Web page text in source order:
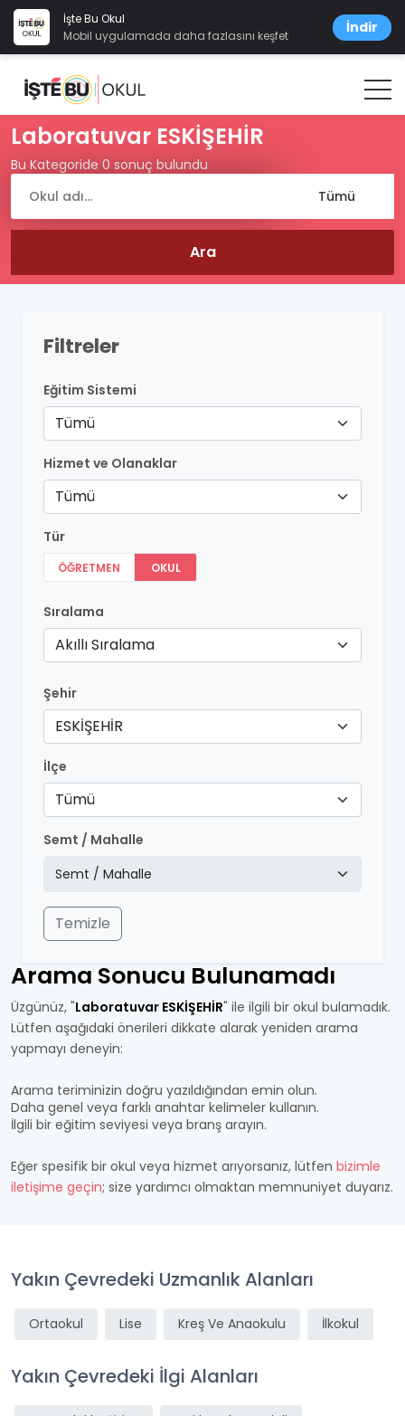
İşte Bu Okul
Mobil uygulamada daha fazlasını keşfet
İndir
Laboratuvar ESKİŞEHİR
Bu Kategoride 0 sonuç bulundu
Filtreler
Eğitim Sistemi
Tümü
Hizmet ve Olanaklar
Tümü
Tür
ÖĞRETMEN OKUL
Sıralama
Akıllı Sıralama
Şehir
ESKİŞEHİR
İlçe
Tümü
Semt / Mahalle
Temizle
Arama Sonucu Bulunamadı
Üzgünüz, "Laboratuvar ESKİŞEHİR" ile ilgili bir okul bulamadık.
Lütfen aşağıdaki önerileri dikkate alarak yeniden arama
yapmayı deneyin:
Arama teriminizin doğru yazıldığından emin olun.
Daha genel veya farklı anahtar kelimeler kullanın.
İlgili bir eğitim seviyesi veya branş arayın.
Eğer spesifik bir okul veya hizmet arıyorsanız, lütfen bizimle
iletişime geçin; size yardımcı olmaktan memnuniyet duyarız.
Yakın Çevredeki Uzmanlık Alanları
Ortaokul Lise Kreş Ve Anaokulu İlkokul
Yakın Çevredeki İlgi Alanları